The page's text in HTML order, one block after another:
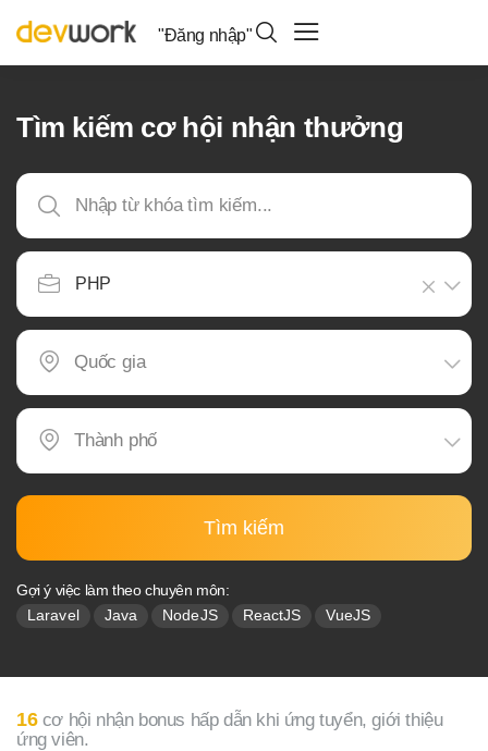
"Đăng nhập"
Tìm kiếm cơ hội nhận thưởng
PHP
Tìm kiếm
Gợi ý việc làm theo chuyên môn:
Laravel Java NodeJS ReactJS VueJS
16cơ hội nhận bonus hấp dẫn khi ứng tuyển, giới thiệu
ứng viên.